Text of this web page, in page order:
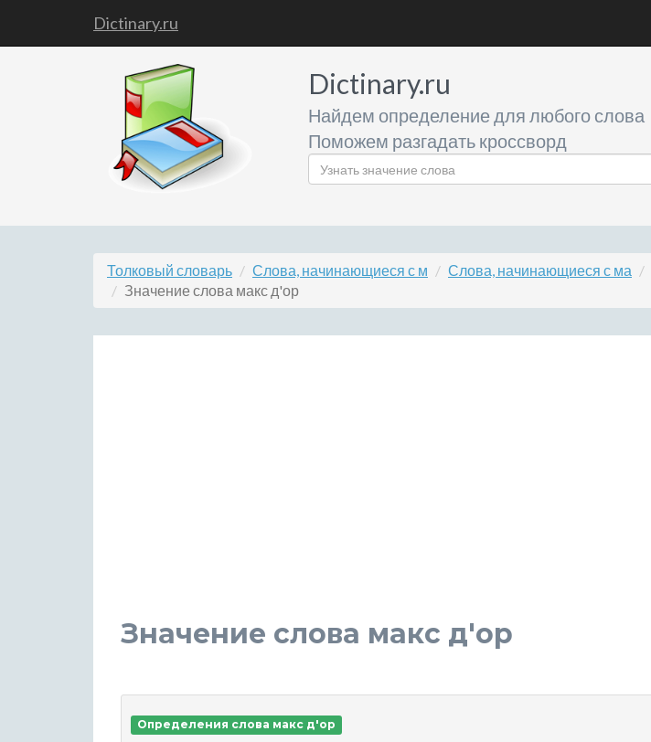
Dictinary.ru
Dictinary.ru
Найдем определение для любого слова
Поможем разгадать кроссворд
Толковый словарь Слова, начинающиеся с м Слова, начинающиеся с ма
Значение слова макс д'ор
Значение слова макс д'ор
Определения слова макс д'ор